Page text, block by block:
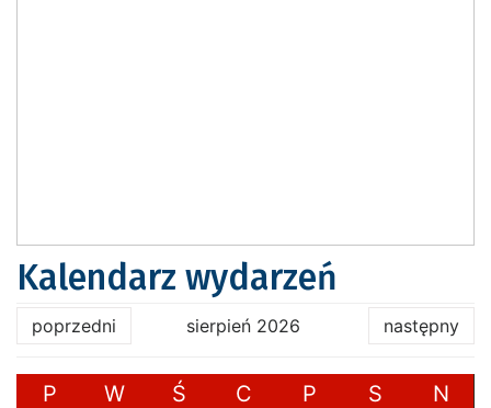
Kalendarz wydarzeń
poprzedni sierpień 2026 następny
P W Ś C P S N